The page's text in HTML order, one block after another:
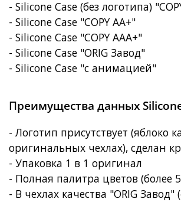
- Silicone Case (без логотипа)
- Silicone Case "COPY AA+"
- Silicone Case "COPY AAA+"
- Silicone Case "ORIG Завод"
- Silicone Case "с анимацией"
Преимущества данных
- Логотип присутствует (яблоко
оригинальных чехлах), сделан
- Упаковка 1 в 1 оригинал
- Полная палитра цветов (более
- В чехлах качества "ORIG Завод"